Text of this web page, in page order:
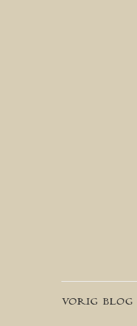
Bericht
VORIG BLOG